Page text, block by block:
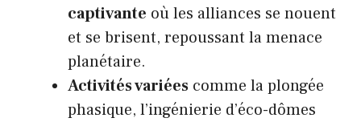
captivante où les alliances se nouent
et se brisent, repoussant la menace
planétaire.
Activités variées comme la plongée
phasique, l’ingénierie d’éco-dômes